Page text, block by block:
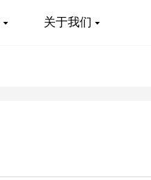
关于我们